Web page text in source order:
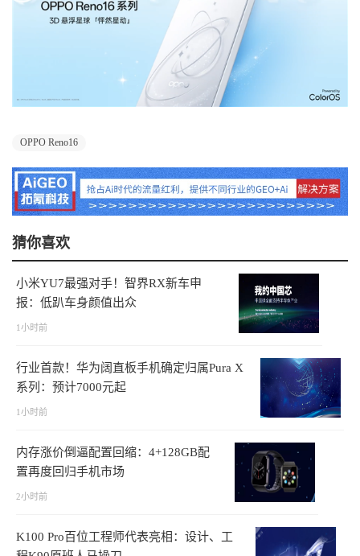
OPPO Reno16
猜你喜欢
小米YU7最强对手！智界RX新车申
报：低趴车身颜值出众
1小时前
行业首款！华为阔直板手机确定归属Pura X
系列：预计7000元起
1小时前
内存涨价倒逼配置回缩：4+128GB配
置再度回归手机市场
2小时前
K100 Pro百位工程师代表亮相：设计、工